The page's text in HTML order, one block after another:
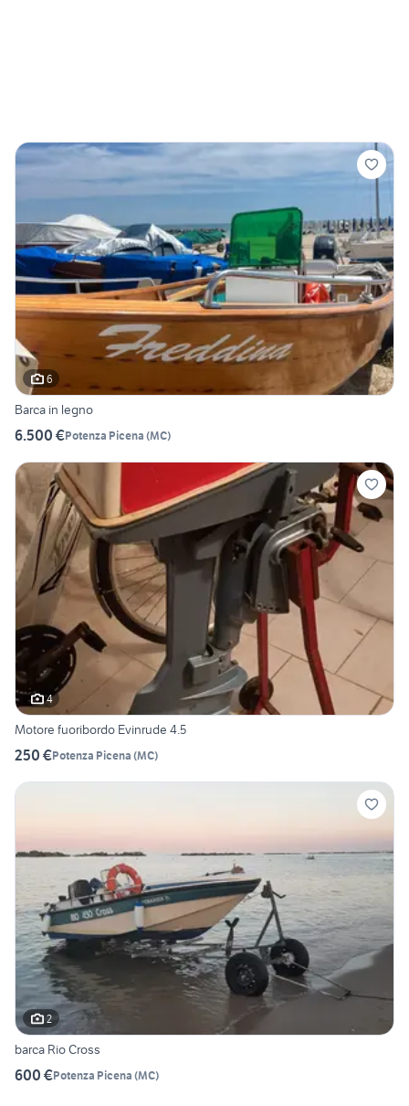
6
Barca in legno
6.500 €Potenza Picena (MC)
4
Motore fuoribordo Evinrude 4.5
250 €Potenza Picena (MC)
2
barca Rio Cross
600 €Potenza Picena (MC)